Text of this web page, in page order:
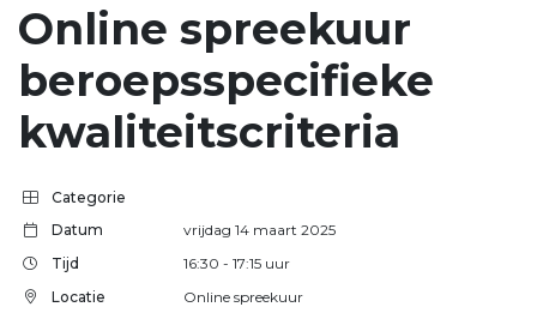
Online spreekuur
beroepsspecifieke
kwaliteitscriteria
Categorie
Datum
vrijdag 14 maart 2025
Tijd
16:30 - 17:15 uur
Locatie
Online spreekuur